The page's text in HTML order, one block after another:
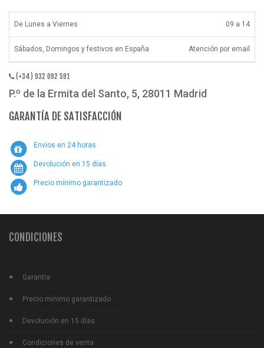
De Lunes a Viernes 09 a 14
Sábados, Domingos y festivos en España Atención por email
(+34) 932 092 591
P.º de la Ermita del Santo, 5, 28011 Madrid
GARANTÍA DE SATISFACCIÓN
Envios en 24 horas
Devolución en 15 días
Precio mínimo garantizado
CONDICIONES
Garantía
Precio mínimo garantizado
Devolución en 15 días
Condiciones de venta